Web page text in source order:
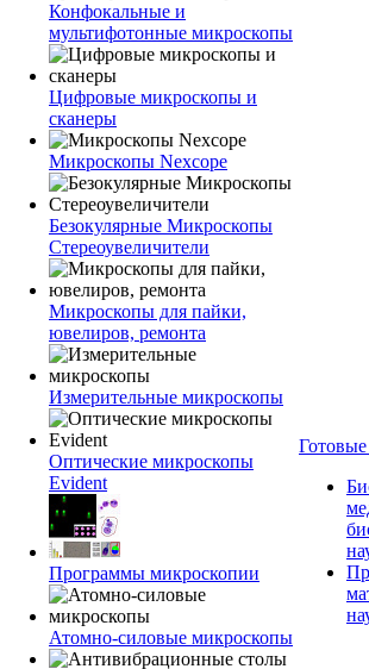
Конфокальные и
мультифотонные микроскопы
Цифровые микроскопы и
сканеры
Микроскопы Nexcope
Безокулярные Микроскопы
Стереоувеличители
Микроскопы для пайки,
ювелиров, ремонта
Измерительные микроскопы
Оптические микроскопы
Evident
Программы микроскопии
Атомно-силовые микроскопы